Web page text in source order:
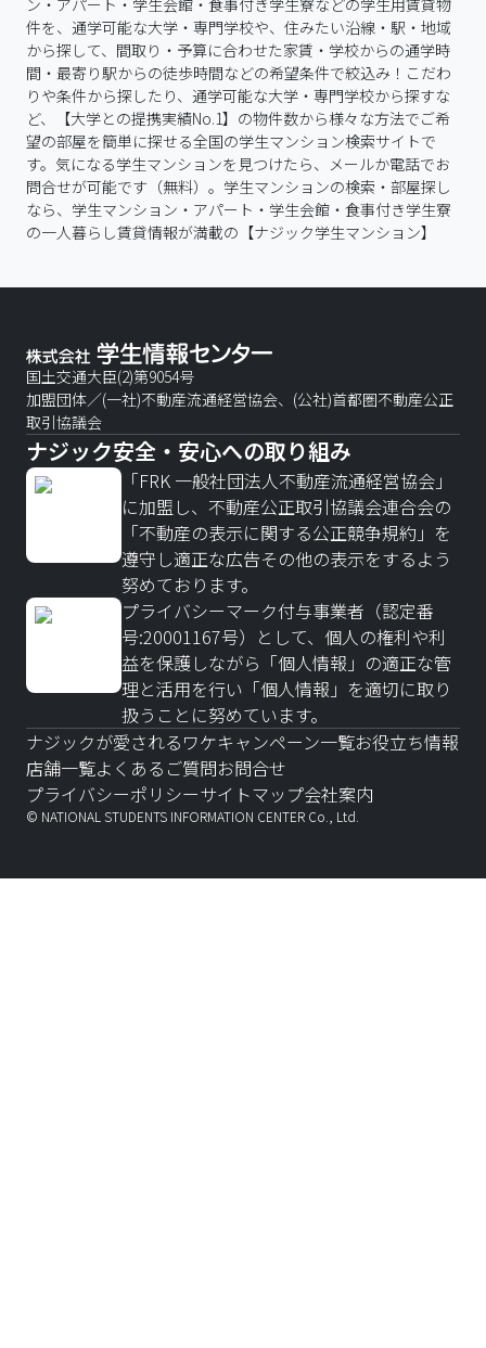
ン・アパート・学生会館・食事付き学生寮などの学生用賃貸物
件を、通学可能な大学・専門学校や、住みたい沿線・駅・地域
から探して、間取り・予算に合わせた家賃・学校からの通学時
間・最寄り駅からの徒歩時間などの希望条件で絞込み！こだわ
りや条件から探したり、通学可能な大学・専門学校から探すな
ど、【大学との提携実績No.1】の物件数から様々な方法でご希
望の部屋を簡単に探せる全国の学生マンション検索サイトで
す。気になる学生マンションを見つけたら、メールか電話でお
問合せが可能です（無料）。学生マンションの検索・部屋探し
なら、学生マンション・アパート・学生会館・食事付き学生寮
の一人暮らし賃貸情報が満載の【ナジック学生マンション】
国土交通大臣(2)第9054号
加盟団体／(一社)不動産流通経営協会、(公社)首都圏不動産公正
取引協議会
ナジック安全・安心への取り組み
「FRK 一般社団法人不動産流通経営協会」
に加盟し、不動産公正取引協議会連合会の
「不動産の表示に関する公正競争規約」を
遵守し適正な広告その他の表示をするよう
努めております。
プライバシーマーク付与事業者（認定番
号:20001167号）として、個人の権利や利
益を保護しながら「個人情報」の適正な管
理と活用を行い「個人情報」を適切に取り
扱うことに努めています。
ナジックが愛されるワケキャンペーン一覧お役立ち情報
店舗一覧よくあるご質問お問合せ
プライバシーポリシーサイトマップ会社案内
© NATIONAL STUDENTS INFORMATION CENTER Co., Ltd.